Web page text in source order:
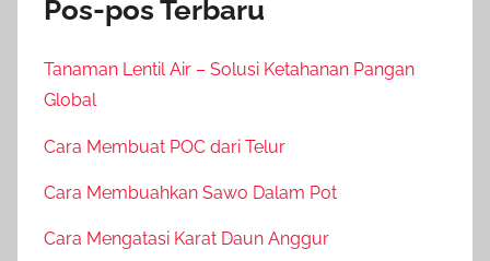
Pos-pos Terbaru
Tanaman Lentil Air – Solusi Ketahanan Pangan
Global
Cara Membuat POC dari Telur
Cara Membuahkan Sawo Dalam Pot
Cara Mengatasi Karat Daun Anggur